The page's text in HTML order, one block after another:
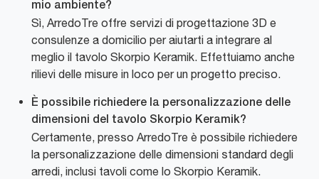
mio ambiente?
Sì, ArredoTre offre servizi di progettazione 3D e
consulenze a domicilio per aiutarti a integrare al
meglio il tavolo Skorpio Keramik. Effettuiamo anche
rilievi delle misure in loco per un progetto preciso.
È possibile richiedere la personalizzazione delle
dimensioni del tavolo Skorpio Keramik?
Certamente, presso ArredoTre è possibile richiedere
la personalizzazione delle dimensioni standard degli
arredi, inclusi tavoli come lo Skorpio Keramik.